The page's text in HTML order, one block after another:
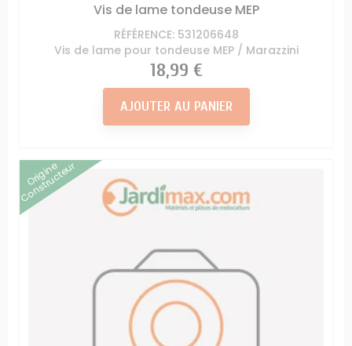
Vis de lame tondeuse MEP
RÉFÉRENCE: 531206648
Vis de lame pour tondeuse MEP / Marazzini
Prix
18,99 €
AJOUTER AU PANIER
Origine
Constructeur